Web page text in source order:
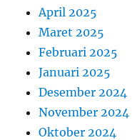
April 2025
Maret 2025
Februari 2025
Januari 2025
Desember 2024
November 2024
Oktober 2024